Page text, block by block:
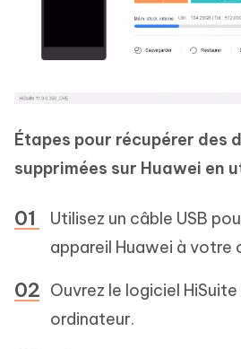
Étapes pour récupérer des
supprimées sur Huawei en
Utilisez un câble USB
appareil Huawei à votre
Ouvrez le logiciel
ordinateur.